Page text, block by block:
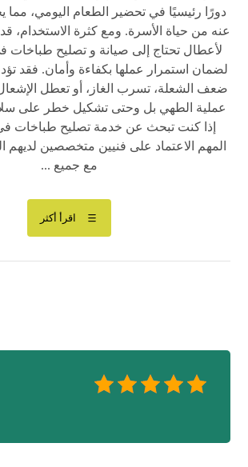
دورًا رئيسيًا في تحضير الطعام اليومي، مما
عنه من حياة الأسرة. ومع كثرة الاستخدام،
لأعطال تحتاج إلى صيانة و تصليح طباخات
لضمان استمرار عملها بكفاءة وأمان. فقد
ضعف الشعلة، تسرب الغاز، أو تعطل الإشعال
عملية الطهي بل وحتى تشكيل خطر على
إذا كنت تبحث عن خدمة تصليح طباخات
المهم الاعتماد على فنيين متخصصين لديهم
مع جميع ...
اقرأ أكثر